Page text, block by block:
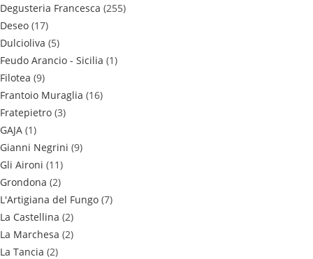
Degusteria Francesca (255)
Deseo (17)
Dulcioliva (5)
Feudo Arancio - Sicilia (1)
Filotea (9)
Frantoio Muraglia (16)
Fratepietro (3)
GAJA (1)
Gianni Negrini (9)
Gli Aironi (11)
Grondona (2)
L'Artigiana del Fungo (7)
La Castellina (2)
La Marchesa (2)
La Tancia (2)